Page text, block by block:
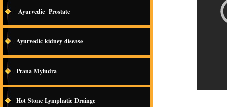
Ayurvedic Prostate
Ayurvedic kidney disease
Prana Myludra
Hot Stone Lymphatic Drainge